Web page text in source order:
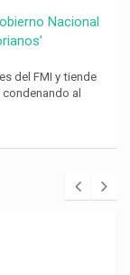
Nacional
del FMI y tiende
al